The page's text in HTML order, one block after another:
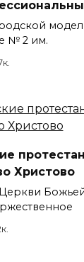
№ 2 им.
Христово